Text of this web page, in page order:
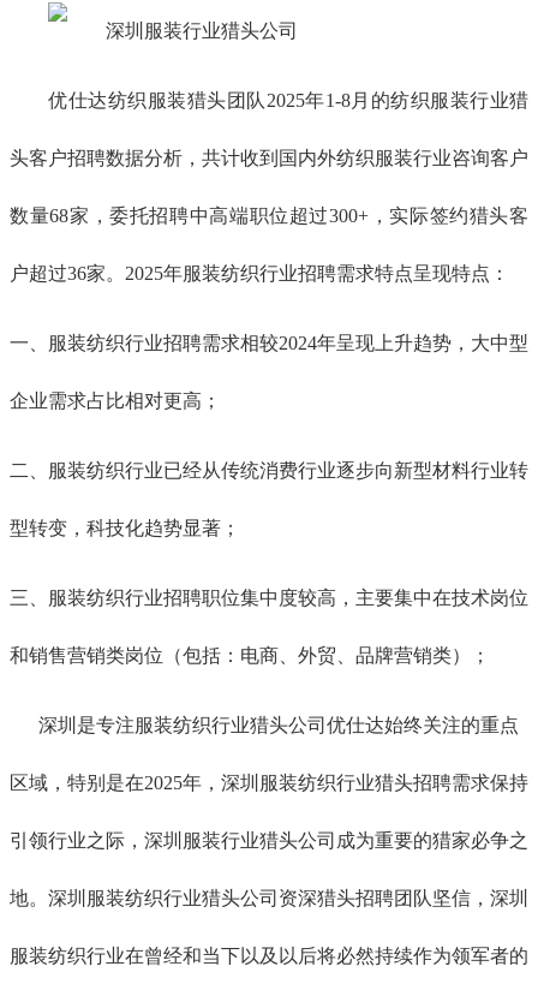
优仕达纺织服装猎头团队2025年1-8月的纺织服装行业猎
头客户招聘数据分析，共计收到国内外纺织服装行业咨询客户
数量68家，委托招聘中高端职位超过300+，实际签约猎头客
户超过36家。2025年服装纺织行业招聘需求特点呈现特点：
一、 服装纺织行业招聘需求相较2024年呈现上升趋势，大中型
企业需求占比相对更高；
二、 服装纺织行业已经从传统消费行业逐步向新型材料行业转
型转变，科技化趋势显著；
三、服装纺织行业招聘职位集中度较高，主要集中在技术岗位
和销售营销类岗位（包括：电商、外贸、品牌营销类）；
深圳是专注服装纺织行业猎头公司优仕达始终关注的重点
区域，特别是在2025年， 深圳服装纺织行业猎头招聘需求保持
引领行业之际，深圳服装行业猎头公司成为重要的猎家必争之
地。深圳服装纺织行业猎头公司资深猎头招聘团队坚信，深圳
服装纺织行业在曾经和当下以及以后将必然持续作为领军者的